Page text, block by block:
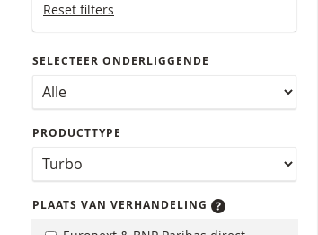
Reset filters
SELECTEER ONDERLIGGENDE
PRODUCTTYPE
PLAATS VAN VERHANDELING